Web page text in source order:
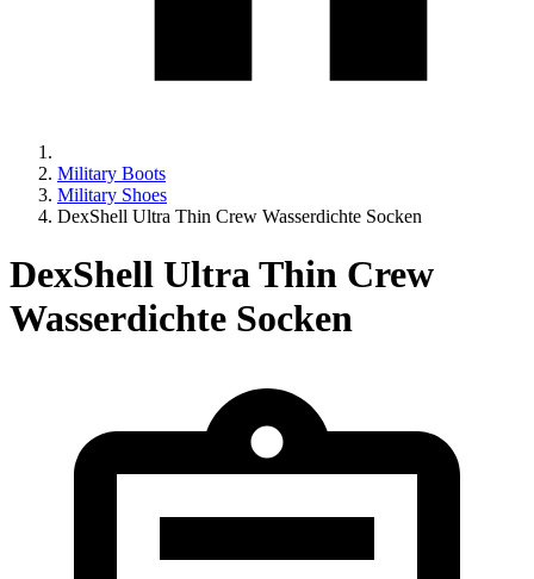
Military Boots
Military Shoes
DexShell Ultra Thin Crew Wasserdichte Socken
DexShell Ultra Thin Crew
Wasserdichte Socken